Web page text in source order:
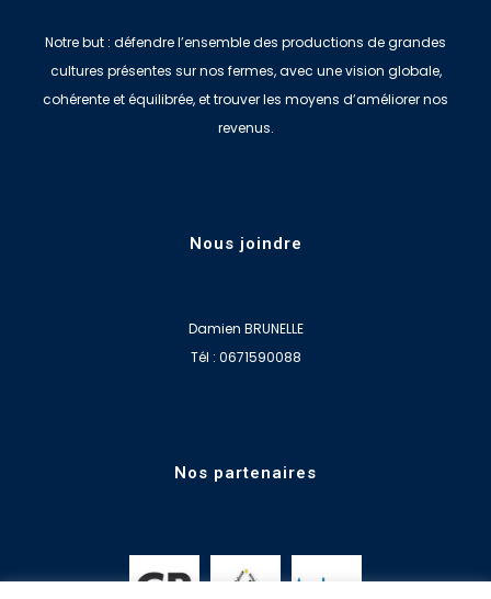
Notre but : défendre l’ensemble des productions de grandes
cultures présentes sur nos fermes, avec une vision globale,
cohérente et équilibrée, et trouver les moyens d’améliorer nos
revenus.
Nous joindre
Damien BRUNELLE
Tél : 0671590088
Nos partenaires